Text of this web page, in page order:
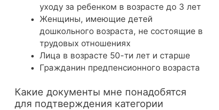
уходу за ребенком в возрасте до 3 лет
Женщины, имеющие детей
дошкольного возраста, не состоящие в
трудовых отношениях
Лица в возрасте 50-ти лет и старше
Гражданин предпенсионного возраста
Какие документы мне понадобятся
для подтверждения категории